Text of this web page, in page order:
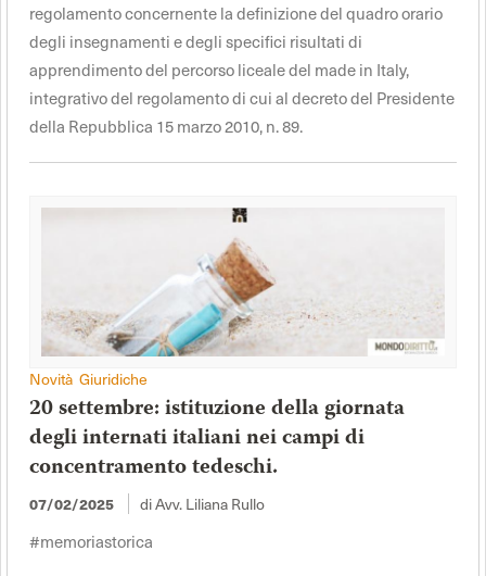
regolamento concernente la definizione del quadro orario
degli insegnamenti e degli specifici risultati di
apprendimento del percorso liceale del made in Italy,
integrativo del regolamento di cui al decreto del Presidente
della Repubblica 15 marzo 2010, n. 89.
Novità Giuridiche
20 settembre: istituzione della giornata
degli internati italiani nei campi di
concentramento tedeschi.
07/02/2025 di Avv. Liliana Rullo
#memoriastorica